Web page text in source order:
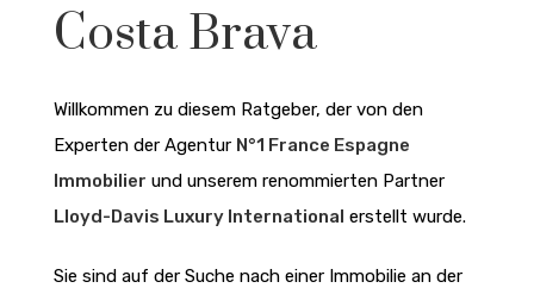
Costa Brava
Willkommen zu diesem Ratgeber, der von den
Experten der Agentur N°1 France Espagne
Immobilier und unserem renommierten Partner
Lloyd-Davis Luxury International erstellt wurde.
Sie sind auf der Suche nach einer Immobilie an der